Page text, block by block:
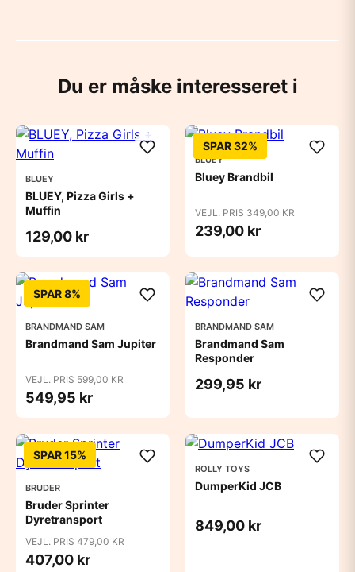
Du er måske interesseret i
BLUEY
BLUEY, Pizza Girls +
Muffin
129,00 kr
SPAR 32%
BLUEY
Bluey Brandbil
VEJL. PRIS 349,00 KR
239,00 kr
SPAR 8%
BRANDMAND SAM
Brandmand Sam Jupiter
VEJL. PRIS 599,00 KR
549,95 kr
BRANDMAND SAM
Brandmand Sam
Responder
299,95 kr
SPAR 15%
BRUDER
Bruder Sprinter
Dyretransport
VEJL. PRIS 479,00 KR
407,00 kr
ROLLY TOYS
DumperKid JCB
849,00 kr